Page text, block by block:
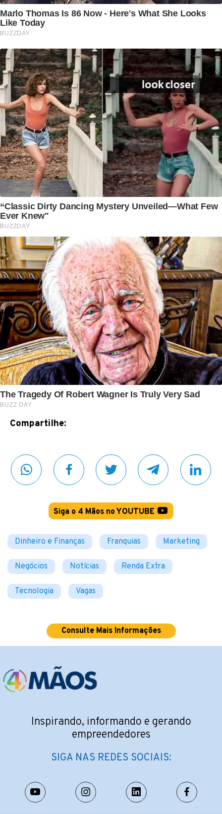
Compartilhe:
Siga o 4 Mãos no YOUTUBE
Dinheiro e Finanças Franquias Marketing
Negócios Notícias Renda Extra
Tecnologia Vagas
Consulte Mais Informações
Inspirando, informando e gerando
empreendedores
SIGA NAS REDES SOCIAIS: